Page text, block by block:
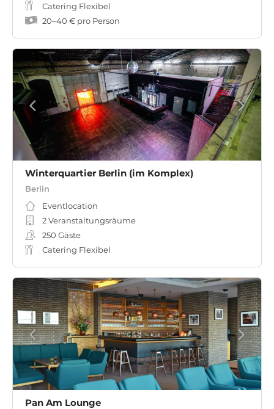
Catering Flexibel
20–40 € pro Person
Winterquartier Berlin (im Komplex)
Berlin
Eventlocation
2 Veranstaltungsräume
250 Gäste
Catering Flexibel
Pan Am Lounge